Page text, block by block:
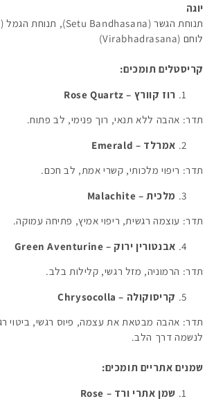
יוגה
לוחם (Virabhadrasana
)
קריסטלים תומכים:
רוז קוורץ – Rose Quartz
תדר: אהבה ללא תנאי, רוך פנימי, לב פתוח.
אמרלד – Emerald
תדר: ריפוי מלכותי, קשרי אמת, לב חכם.
מלכית – Malachite
תדר: עוצמה רגשית, ריפוי אמיץ, פתיחה עמוקה.
אבנטורין ירוק – Green Aventurine
תדר: הרמוניה, מזל רגשי, קלילות בלב.
קריסוקולה – Chrysocolla
תדר: אהבה מבטאת את עצמה, פיוס רגשי, ביטוי
לנשמה דרך הלב.
שמנים אתריים תומכים:
שמן אתרי ורד – Rose